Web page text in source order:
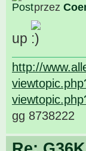
przez
up
http://
gg 8738222